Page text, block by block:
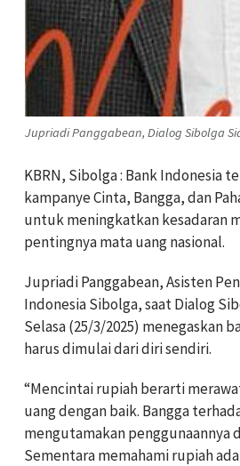
Jupriadi Panggabean, Dialog Sibolga
KBRN, Sibolga : Bank Indonesia
kampanye Cinta, Bangga, dan
untuk meningkatkan kesadaran
pentingnya mata uang nasional.
Jupriadi Panggabean, Asisten
Indonesia Sibolga, saat Dialog
Selasa (25/3/2025) menegaskan
harus dimulai dari diri sendiri.
“Mencintai rupiah berarti
uang dengan baik. Bangga
mengutamakan penggunaannya
Sementara memahami rupiah